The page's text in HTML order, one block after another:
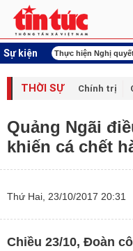
Sự kiện
quyết 80 Thực hiện Nghị
THỜI SỰ Chính trị
Quảng Ngãi
khiến cá chết
Thứ Hai, 23/10/2017 20:31
Chiều 23/10, Đoàn